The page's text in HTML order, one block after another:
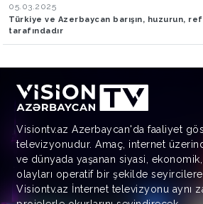
05.03.2025
Türkiye ve Azerbaycan barışın, huzurun,
tarafındadır
Visiontv.az Azerbaycan'da faaliyet
televizyonudur. Amaç, internet
ve dünyada yaşanan siyasi,
olayları operatif bir şekilde
Visiontv.az İnternet televizyonu aynı